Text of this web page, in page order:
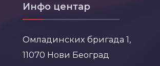
Инфо центар
Омладинских бригада 1,
11070 Нови Београд